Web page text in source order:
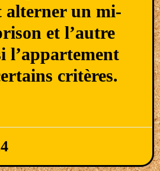
alterner un mi-
et l’autre
l’appartement
critères.